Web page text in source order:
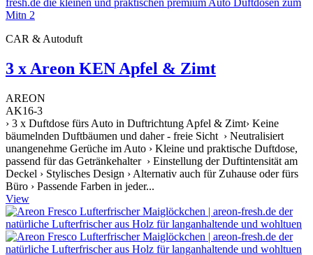
CAR & Autoduft
3 x Areon KEN Apfel & Zimt
AREON
AK16-3
› 3 x Duftdose fürs Auto in Duftrichtung Apfel & Zimt› Keine
bäumelnden Duftbäumen und daher - freie Sicht › Neutralisiert
unangenehme Gerüche im Auto › Kleine und praktische Duftdose,
passend für das Getränkehalter › Einstellung der Duftintensität am
Deckel › Stylisches Design › Alternativ auch für Zuhause oder fürs
Büro › Passende Farben in jeder...
View